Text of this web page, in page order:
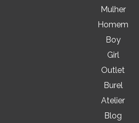
Mulher
Homem
Boy
Girl
Outlet
Burel
Atelier
Blog